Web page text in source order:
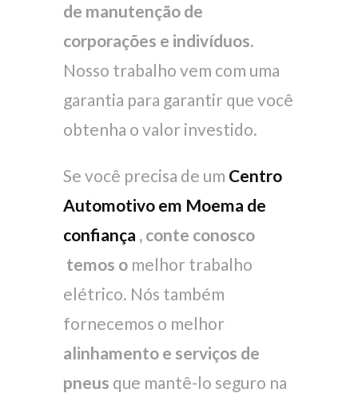
de manutenção de
corporações e indivíduos.
Nosso trabalho vem com uma
garantia para garantir que você
obtenha o valor investido.
Se você precisa de um Centro
Automotivo em Moema de
confiança , conte conosco
temos o melhor trabalho
elétrico. Nós também
fornecemos o melhor
alinhamento e serviços de
pneus que mantê-lo seguro na